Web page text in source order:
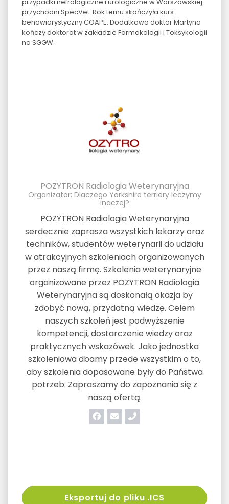
przychodni SpecVet. Rok temu skończyła kurs
behawiorystyczny COAPE. Dodatkowo doktor Martyna
kończy doktorat w zakładzie Farmakologii i Toksykologii
na SGGW.
POZYTRON Radiologia Weterynaryjna
Organizator: Dlaczego Yorkshire terriery leczymy
inaczej?
POZYTRON Radiologia Weterynaryjna
serdecznie zaprasza wszystkich lekarzy oraz
techników, studentów weterynarii do udziału
w atrakcyjnych szkoleniach organizowanych
przez naszą firmę. Szkolenia weterynaryjne
organizowane przez POZYTRON Radiologia
Weterynaryjna są doskonałą okazja by
zdobyć nową, przydatną wiedzę. Celem
naszych szkoleń jest podwyższenie
kompetencji, dostarczenie wiedzy oraz
praktycznych wskazówek. Jako jednostka
szkoleniowa dbamy przede wszystkim o to,
aby szkolenia dopasowane były do Państwa
potrzeb. Zapraszamy do zapoznania się z
naszą ofertą.
Eksportuj do pliku .ICS